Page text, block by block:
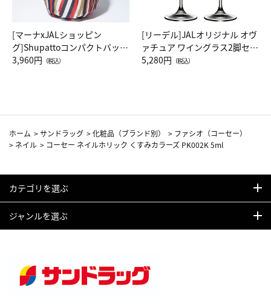
[マーナxJALショッピン
グ]Shupattoコンパクトバッグ
Drop JAL客室乗務員（LC）ス
3,960円 （税込）
[リーデル]JALオリジナル オヴ
ァチュア ワイングラス2脚セッ
ト（レッドワイン）
5,280円 （税込）
ホーム >サンドラッグ >化粧品（ブランド別） > ファシオ（コーセー）
> ネイル > コーセー ネイルホリック くすみカラーズ PK002K 5ml
カテゴリを選ぶ
ジャンルを選ぶ